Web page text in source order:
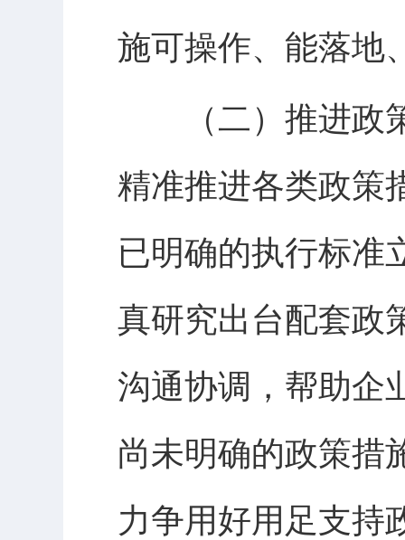
施可操作、能落地
（二）推进政策
精准推进各类政策
已明确的执行标准
真研究出台配套政
沟通协调，帮助企
尚未明确的政策措
力争用好用足支持